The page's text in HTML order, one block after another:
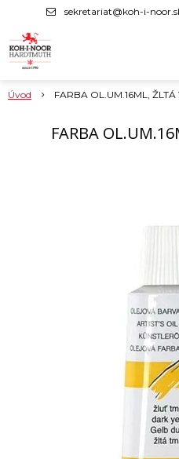
sekretariat@koh-i-
Úvod FARBA OL.UM.16ML,
FARBA